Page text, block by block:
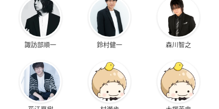
諏訪部順一 鈴村健一 森川智之